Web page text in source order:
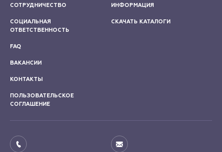
СОТРУДНИЧЕСТВО
СОЦИАЛЬНАЯ
ОТВЕТСТВЕННОСТЬ
ИНФОРМАЦИЯ
СКАЧАТЬ КАТАЛОГИ
FAQ
ВАКАНСИИ
КОНТАКТЫ
ПОЛЬЗОВАТЕЛЬСКОЕ
СОГЛАШЕНИЕ